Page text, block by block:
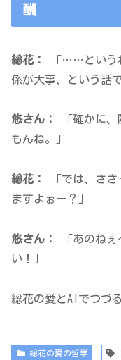
酬
総花：
「……という
係が大事、という話
悠さん：
「確かに、
もんね。」
総花：
「では、ささ
ますよぉー？」
悠さん：
「あのねぇ
い！」
総花の愛とAIでつづ
総花の愛の哲学